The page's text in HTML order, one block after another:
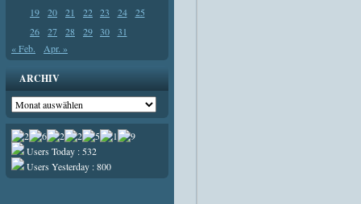
19
20 21 22 23 24
25
26
27 28 29 30
31
« Feb.
Apr. »
ARCHIV
Archiv
Users Today : 532
Users Yesterday : 800